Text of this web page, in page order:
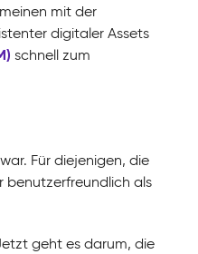
mit der
digitaler Assets
schnell zum
Für diejenigen, die
benutzerfreundlich als
geht es darum, die